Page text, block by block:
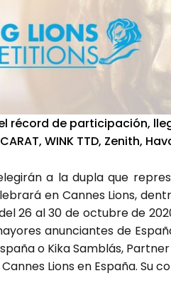
récord de par­ti­ci­pa­ción,
WINK TTD, Zenith,
a la dupla que
en Can­nes Lions,
26 al 30 de octu­bre de
anun­cian­tes de
o Kika Sam­blás,
Lions en Espa­ña. Su